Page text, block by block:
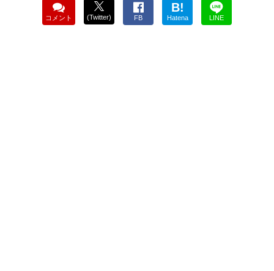
コメント (Twitter) FB
B!
Hatena LINE